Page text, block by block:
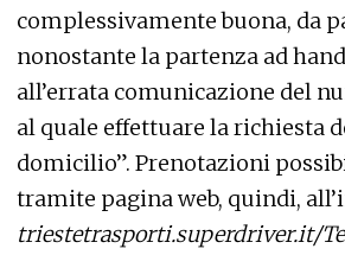
complessivamente buona, da
nonostante la partenza ad
all’errata comunicazione del
al quale effettuare la richiesta
domicilio”. Prenotazioni
tramite pagina web, quindi,
triestetrasporti.superdriver.it/